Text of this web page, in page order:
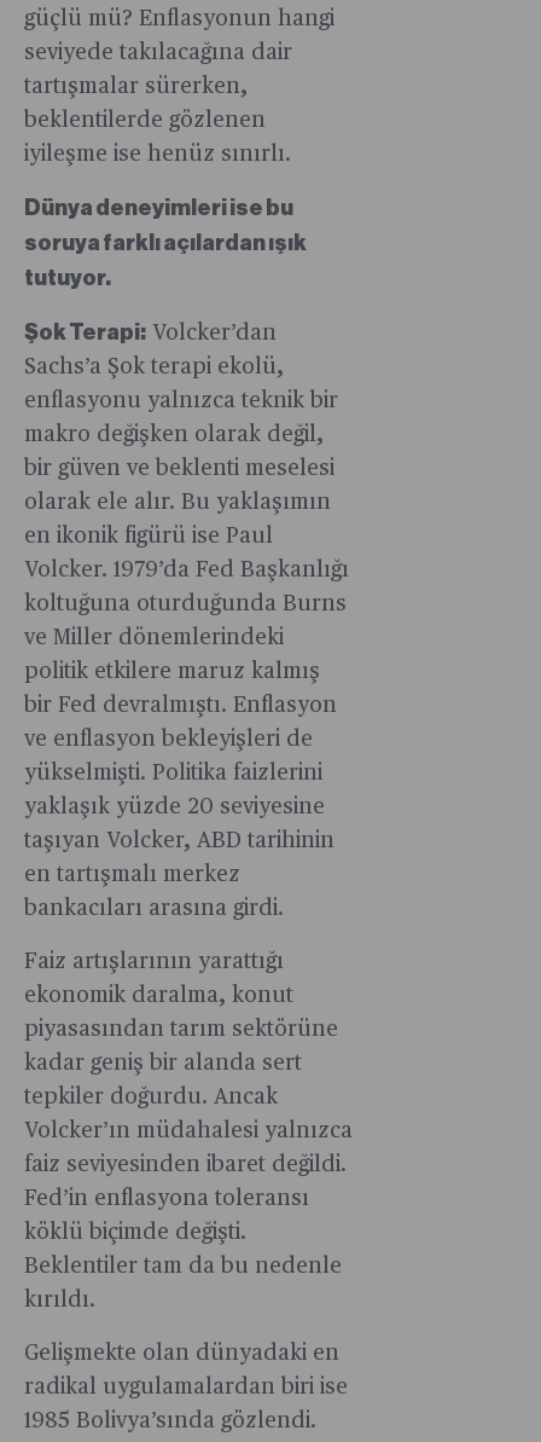
güçlü mü? Enflasyonun hangi
seviyede takılacağına dair
tartışmalar sürerken,
beklentilerde gözlenen
iyileşme ise henüz sınırlı.
Dünya deneyimleri ise bu
soruya farklı açılardan ışık
tutuyor.
Şok Terapi: Volcker’dan
Sachs’a Şok terapi ekolü,
enflasyonu yalnızca teknik bir
makro değişken olarak değil,
bir güven ve beklenti meselesi
olarak ele alır. Bu yaklaşımın
en ikonik figürü ise Paul
Volcker. 1979’da Fed Başkanlığı
koltuğuna oturduğunda Burns
ve Miller dönemlerindeki
politik etkilere maruz kalmış
bir Fed devralmıştı. Enflasyon
ve enflasyon bekleyişleri de
yükselmişti. Politika faizlerini
yaklaşık yüzde 20 seviyesine
taşıyan Volcker, ABD tarihinin
en tartışmalı merkez
bankacıları arasına girdi.
Faiz artışlarının yarattığı
ekonomik daralma, konut
piyasasından tarım sektörüne
kadar geniş bir alanda sert
tepkiler doğurdu. Ancak
Volcker’ın müdahalesi yalnızca
faiz seviyesinden ibaret değildi.
Fed’in enflasyona toleransı
köklü biçimde değişti.
Beklentiler tam da bu nedenle
kırıldı.
Gelişmekte olan dünyadaki en
radikal uygulamalardan biri ise
1985 Bolivya’sında gözlendi.